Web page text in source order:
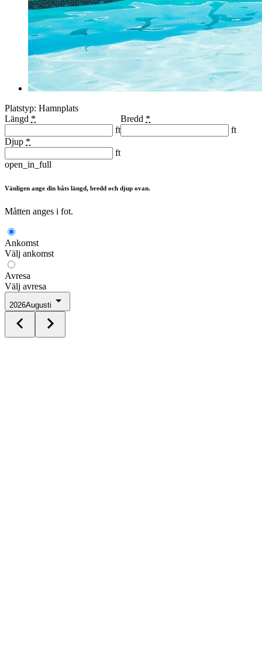
Platstyp: Hamnplats
Längd *
ft
Bredd *
ft
Djup *
ft
open_in_full
Vänligen ange din båts längd, bredd och djup ovan.
Måtten anges i fot.
Ankomst
Välj ankomst
Avresa
Välj avresa
2026Augusti